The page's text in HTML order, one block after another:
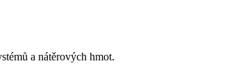
a nátěrových hmot.